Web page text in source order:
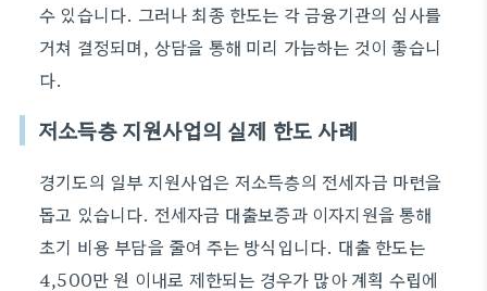
수 있습니다. 그러나 최종 한도는 각 금융기관의 심사를
거쳐 결정되며, 상담을 통해 미리 가늠하는 것이 좋습니
다.
저소득층 지원사업의 실제 한도 사례
경기도의 일부 지원사업은 저소득층의 전세자금 마련을
돕고 있습니다. 전세자금 대출보증과 이자지원을 통해
초기 비용 부담을 줄여 주는 방식입니다. 대출 한도는
4,500만 원 이내로 제한되는 경우가 많아 계획 수립에